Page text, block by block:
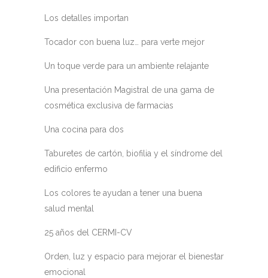
Los detalles importan
Tocador con buena luz… para verte mejor
Un toque verde para un ambiente relajante
Una presentación Magistral de una gama de
cosmética exclusiva de farmacias
Una cocina para dos
Taburetes de cartón, biofilia y el síndrome del
edificio enfermo
Los colores te ayudan a tener una buena
salud mental
25 años del CERMI-CV
Orden, luz y espacio para mejorar el bienestar
emocional